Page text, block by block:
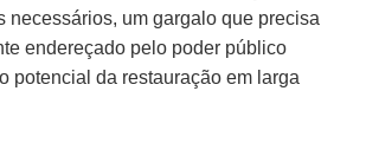
necessários, um gargalo que precisa
endereçado pelo poder público
potencial da restauração em larga